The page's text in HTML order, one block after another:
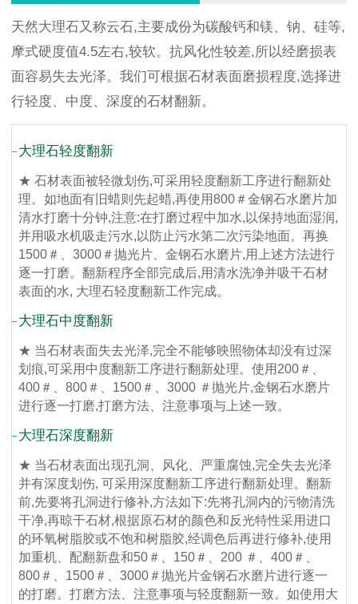
天然大理石又称云石,主要成份为碳酸钙和镁、钠、硅等,
摩式硬度值4.5左右,较软。抗风化性较差,所以经磨损表
面容易失去光泽。我们可根据石材表面磨损程度,选择进
行轻度、中度、深度的石材翻新。
大理石轻度翻新
★ 石材表面被轻微划伤,可采用轻度翻新工序进行翻新处
理。如地面有旧蜡则先起蜡,再使用800＃金钢石水磨片加
清水打磨十分钟,注意:在打磨过程中加水,以保持地面湿润,
并用吸水机吸走污水,以防止污水第二次污染地面。再换
1500＃、3000＃抛光片、金钢石水磨片,用上述方法进行
逐一打磨。翻新程序全部完成后,用清水洗净并吸干石材
表面的水, 大理石轻度翻新工作完成。
大理石中度翻新
★ 当石材表面失去光泽,完全不能够映照物体却没有过深
划痕,可采用中度翻新工序进行翻新处理。使用200＃、
400＃、800＃、1500＃、3000 ＃抛光片,金钢石水磨片
进行逐一打磨,打磨方法、注意事项与上述一致。
大理石深度翻新
★ 当石材表面出现孔洞、风化、严重腐蚀,完全失去光泽
并有深度划伤, 可采用深度翻新工序进行翻新处理。翻新
前,先要将孔洞进行修补,方法如下:先将孔洞内的污物清洗
干净,再晾干石材,根据原石材的颜色和反光特性采用进口
的环氧树脂胶或不饱和树脂胶,经调色后再进行修补,使用
加重机、配翻新盘和50＃、150＃、200 ＃、400＃、
800＃、1500＃、3000＃抛光片金钢石水磨片进行逐一
的打磨。打磨方法、注意事项与轻度翻新一致。如使用大